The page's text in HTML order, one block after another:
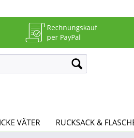
Rechnungskauf
per PayPal
VÄTER RUCKSACK &